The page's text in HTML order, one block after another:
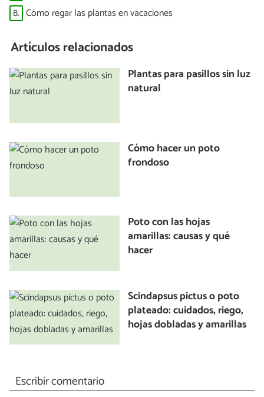
8. Cómo regar las plantas en vacaciones
Artículos relacionados
Plantas para pasillos sin luz
natural
Cómo hacer un poto
frondoso
Poto con las hojas
amarillas: causas y qué
hacer
Scindapsus pictus o poto
plateado: cuidados, riego,
hojas dobladas y amarillas
Escribir comentario